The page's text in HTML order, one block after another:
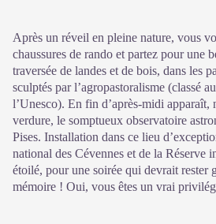
Après un réveil en pleine nature, vous
chaussures de rando et partez pour une
traversée de landes et de bois, dans les
sculptés par l’agropastoralisme (classé
l’Unesco). En fin d’après-midi apparaît,
verdure, le somptueux observatoire
Pises. Installation dans ce lieu
national des Cévennes et de la Réserve
étoilé, pour une soirée qui devrait rester
mémoire ! Oui, vous êtes un vrai